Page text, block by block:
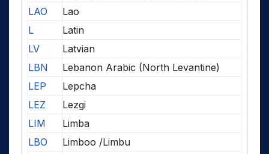
LAO
Lao
L
Latin
LV
Latvian
LBN
Lebanon Arabic (North Levantine)
LEP
Lepcha
LEZ
Lezgi
LIM
Limba
LBO
Limboo /Limbu